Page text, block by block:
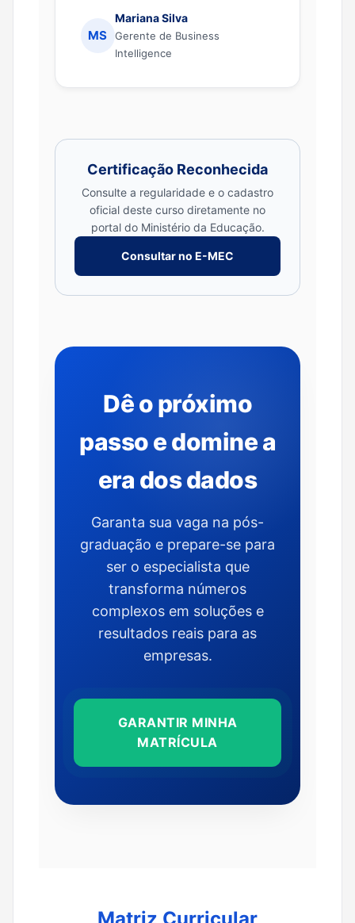
MS
Mariana Silva
Gerente de Business
Intelligence
Certificação Reconhecida
Consulte a regularidade e o cadastro
oficial deste curso diretamente no
portal do Ministério da Educação.
Consultar no E-MEC
Dê o próximo
passo e domine a
era dos dados
Garanta sua vaga na pós-
graduação e prepare-se para
ser o especialista que
transforma números
complexos em soluções e
resultados reais para as
empresas.
GARANTIR MINHA
MATRÍCULA
Matriz Curricular